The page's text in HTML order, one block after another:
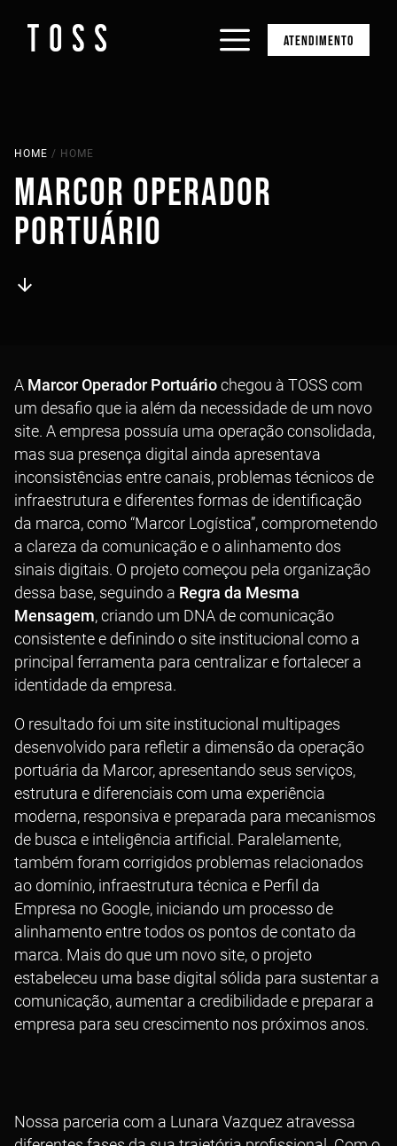
ATENDIMENTO
HOME / HOME
MARCOR OPERADOR
PORTUÁRIO
arrow_downward
A Marcor Operador Portuáriochegou à TOSS com
um desafio que ia além da necessidade de um novo
site. A empresa possuía uma operação consolidada,
mas sua presença digital ainda apresentava
inconsistências entre canais, problemas técnicos de
infraestrutura e diferentes formas de identificação
da marca, como “Marcor Logística”, comprometendo
a clareza da comunicação e o alinhamento dos
sinais digitais. O projeto começou pela organização
dessa base, seguindo a Regra da Mesma
Mensagem, criando um DNA de comunicação
consistente e definindo o site institucional como a
principal ferramenta para centralizar e fortalecer a
identidade da empresa.
O resultado foi um site institucional multipages
desenvolvido para refletir a dimensão da operação
portuária da Marcor, apresentando seus serviços,
estrutura e diferenciais com uma experiência
moderna, responsiva e preparada para mecanismos
de busca e inteligência artificial. Paralelamente,
também foram corrigidos problemas relacionados
ao domínio, infraestrutura técnica e Perfil da
Empresa no Google, iniciando um processo de
alinhamento entre todos os pontos de contato da
marca. Mais do que um novo site, o projeto
estabeleceu uma base digital sólida para sustentar a
comunicação, aumentar a credibilidade e preparar a
empresa para seu crescimento nos próximos anos.
Nossa parceria com a Lunara Vazquez atravessa